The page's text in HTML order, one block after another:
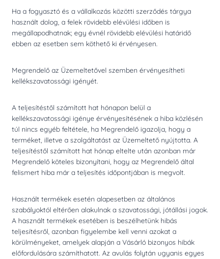
Ha a fogyasztó és a vállalkozás közötti szerződés tárgya
használt dolog, a felek rövidebb elévülési időben is
megállapodhatnak; egy évnél rövidebb elévülési határidő
ebben az esetben sem köthető ki érvényesen.
Megrendelő az Üzemeltetővel szemben érvényesítheti
kellékszavatossági igényét.
A teljesítéstől számított hat hónapon belül a
kellékszavatossági igénye érvényesítésének a hiba közlésén
túl nincs egyéb feltétele, ha Megrendelő igazolja, hogy a
terméket, illetve a szolgáltatást az Üzemeltető nyújtotta. A
teljesítéstől számított hat hónap eltelte után azonban már
Megrendelő köteles bizonyítani, hogy az Megrendelő által
felismert hiba már a teljesítés időpontjában is megvolt.
Használt termékek esetén alapesetben az általános
szabályoktól eltérően alakulnak a szavatossági, jótállási jogok.
A használt termékek esetében is beszélhetünk hibás
teljesítésről, azonban figyelembe kell venni azokat a
körülményeket, amelyek alapján a Vásárló bizonyos hibák
előfordulására számíthatott. Az avulás folytán ugyanis egyes